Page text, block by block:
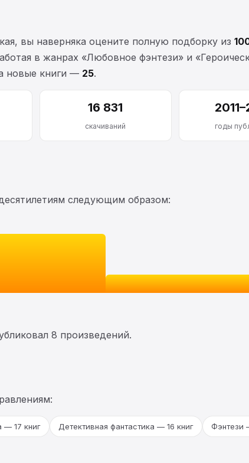
вы наверняка оцените полную подборку из
в жанрах «Любовное фэнтези» и
новые книги — 25.
16 831
скачиваний годы
следующим образом:
8 произведений.
— 17 книг Детективная фантастика — 16 книг Фэнтези